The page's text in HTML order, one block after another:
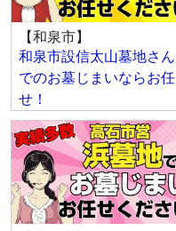
【和泉市】
和泉市設信太山墓地さん
でのお墓じまいならお任
せ！